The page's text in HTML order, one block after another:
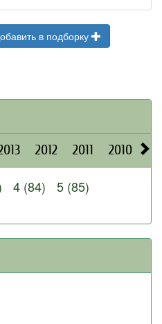
в подборку
2012 2011 2010
4 (84)
5 (85)